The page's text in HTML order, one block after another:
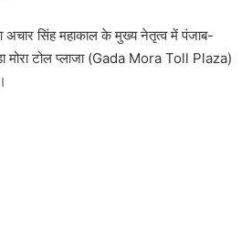
अचार सिंह महाकाल के मुख्य नेतृत्व में पंजाब-
मोरा टोल प्लाजा (Gada Mora Toll Plaza)